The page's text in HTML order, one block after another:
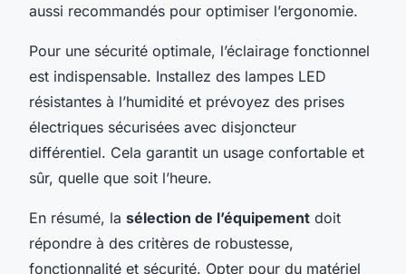
aussi recommandés pour optimiser l’ergonomie.
Pour une sécurité optimale, l’éclairage fonctionnel
est indispensable. Installez des lampes LED
résistantes à l’humidité et prévoyez des prises
électriques sécurisées avec disjoncteur
différentiel. Cela garantit un usage confortable et
sûr, quelle que soit l’heure.
En résumé, la sélection de l’équipement doit
répondre à des critères de robustesse,
fonctionnalité et sécurité. Opter pour du matériel